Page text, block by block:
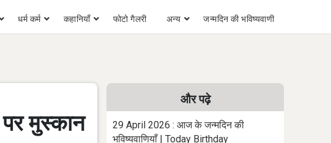
धर्म कर्म कहानियाँ फोटो गैलरी अन्य जन्मदिन की भविष्यवाणी
मुस्कान
और पढ़े
29 April 2026 : आज के जन्मदिन की
भविष्यवाणियाँ | Today Birthday